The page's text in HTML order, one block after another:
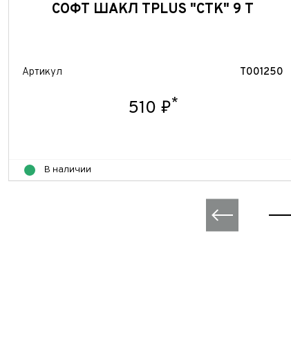
СОФТ ШАКЛ TPLUS "СТК" 9 Т
Артикул T001250
510 ₽*
В наличии